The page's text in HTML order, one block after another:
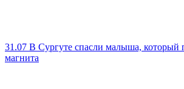
31.07 В Сургуте спасли малыша, который
магнита